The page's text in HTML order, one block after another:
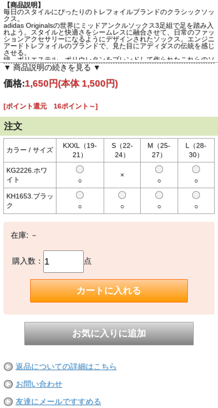
【商品説明】
毎日のスタイルにぴったりのトレフォイルブランドのクラシックソッ
クス。
adidas Originalsの世界にミッドアンクルソックス3足組で足を踏み入
れよう。スタイルと快適さをシームレスに融合させて、日常のファッ
ションアクセサリーになるようにデザインされたソックス。エンジニ
アードトレフォイルのブランドで、見た目にアディダスの伝統を感じ
させる。
綿、ポリエステル、ポリウレタンをブレンドして作られたこれらのソ
ックスは、ソフトな肌触りで優れたフィット感を提供する。ミッドア
ンクル丈でずれずに、一日中快適さを提供する。ジムに行くときも、
外に出るときも、これらのソックスは頼りになる選択肢。
ベターコットンは、ファッションに対する環境に配慮したアプローチ
精神を取り入れ、足元で主張しよう。
【素材】
○綿65% / ポリエステル32% / ポリウレタン3%
【生産国】
○中国製
※撮影時の環境やご使用のPCモニター等の環境により実際の色味と
多少異なる場合があります。
※当店取扱い商品は一部店頭在庫と共有をしております。
ご注文時に「在庫あり」の表示でも、実際は売り違いにより欠品が発
す。完売や欠品の場合は大変ご迷惑をおかけしますが、予めご了承の
うえ注文いただきますようお願い申し上げます。
▼ 商品説明の続きを見る ▼
価格:1,650円(本体 1,500円)
[ポイント還元 16ポイント～]
注文
カラー / サイズ
KXXL（19-
21）
S（22-
24）
M（25-
27）
L（28-
30）
KG2226.ホワ
イト
○
×
○
○
KH1653.ブラッ
ク
○ ○ ○ ○
在庫: －
購入数： 点
返品についての詳細はこちら
お問い合わせ
友達にメールですすめる